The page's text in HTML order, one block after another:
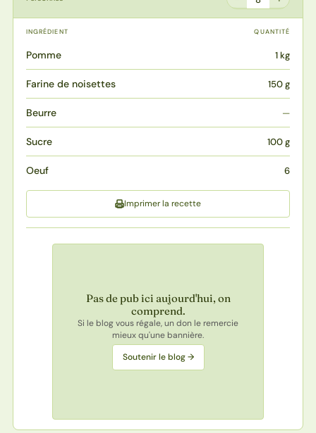
INGRÉDIENT QUANTITÉ
Pomme 1 kg
Farine de noisettes 150 g
Beurre —
Sucre 100 g
Oeuf 6
Imprimer la recette
Pas de pub ici aujourd'hui, on
comprend.
Si le blog vous régale, un don le remercie
mieux qu'une bannière.
Soutenir le blog →